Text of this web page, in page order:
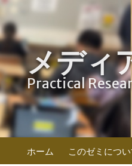
メディ
Practical
ホーム このゼミにつ